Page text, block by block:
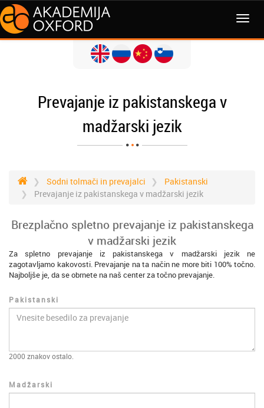
MENI
Prevajanje iz pakistanskega v
madžarski jezik
Sodni tolmači in prevajalci
Pakistanski
Prevajanje iz pakistanskega v madžarski jezik
Brezplačno spletno prevajanje iz pakistanskega
v madžarski jezik
Za spletno prevajanje iz pakistanskega v madžarski jezik ne
zagotavljamo kakovosti. Prevajanje na ta način ne more biti 100% točno.
Najboljše je, da se obrnete na naš center za točno prevajanje.
Pakistanski
2000 znakov ostalo.
Madžarski